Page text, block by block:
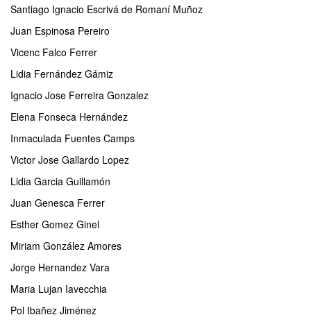
Santiago Ignacio Escrivá de Romaní Muñoz
Juan Espinosa Pereiro
Vicenc Falco Ferrer
Lidia Fernández Gámiz
Ignacio Jose Ferreira Gonzalez
Elena Fonseca Hernández
Inmaculada Fuentes Camps
Victor Jose Gallardo Lopez
Lidia Garcia Guillamón
Juan Genesca Ferrer
Esther Gomez Ginel
Miriam González Amores
Jorge Hernandez Vara
Maria Lujan Iavecchia
Pol Ibañez Jiménez